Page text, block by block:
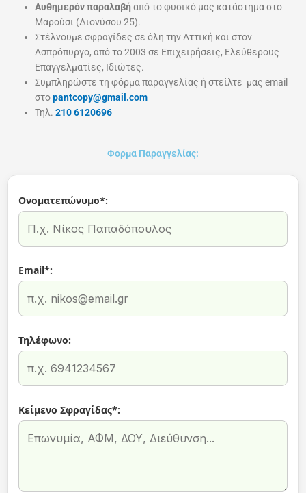
Αυθημερόν παραλαβή από το φυσικό μας κατάστημα στο
Μαρούσι (Διονύσου 25).
Στέλνουμε σφραγίδες σε όλη την Αττική και στον
Ασπρόπυργο, από το 2003 σε Επιχειρήσεις, Ελεύθερους
Επαγγελματίες, Ιδιώτες.
Συμπληρώστε τη φόρμα παραγγελίας ή στείλτε μας email
στοpantcopy@gmail.com
Τηλ.210 6120696
Φορμα Παραγγελίας:
Ονοματεπώνυμο*:
Email*:
Τηλέφωνο:
Κείμενο Σφραγίδας*: